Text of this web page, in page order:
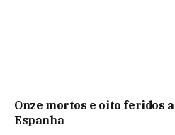
Onze mortos e oito feridos
Espanha